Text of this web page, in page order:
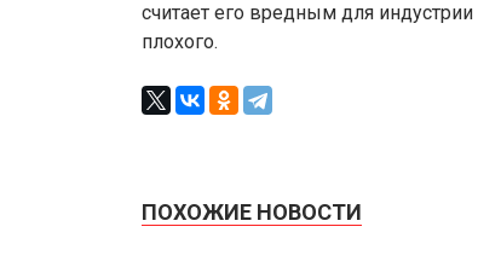
считает его вредным для
плохого.
ПОХОЖИЕ НОВОСТИ